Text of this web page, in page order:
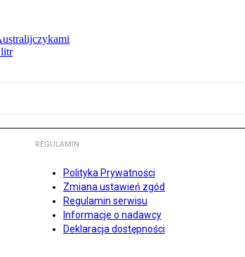
litr
REGULAMIN
Polityka Prywatności
Zmiana ustawień zgód
Regulamin serwisu
Informacje o nadawcy
Deklaracja dostępności